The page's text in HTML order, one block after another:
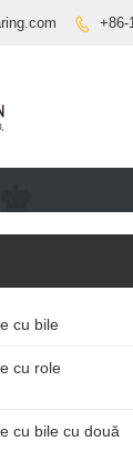
 +86-
cu bile
cu role
cu bile cu două